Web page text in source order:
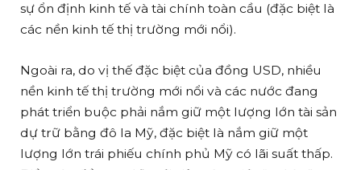
sự ổn định kinh tế và tài chính toàn cầu (đặc biệt là
các nền kinh tế thị trường mới nổi).
Ngoài ra, do vị thế đặc biệt của đồng USD, nhiều
nền kinh tế thị trường mới nổi và các nước đang
phát triển buộc phải nắm giữ một lượng lớn tài sản
dự trữ bằng đô la Mỹ, đặc biệt là nắm giữ một
lượng lớn trái phiếu chính phủ Mỹ có lãi suất thấp.